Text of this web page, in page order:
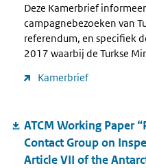
Deze Kamerbrief
campagnebezoeken van
referendum, en specifiek
2017 waarbij de Turkse
Kamerbrief
ATCM Working Paper
Contact Group on
Article VII of the